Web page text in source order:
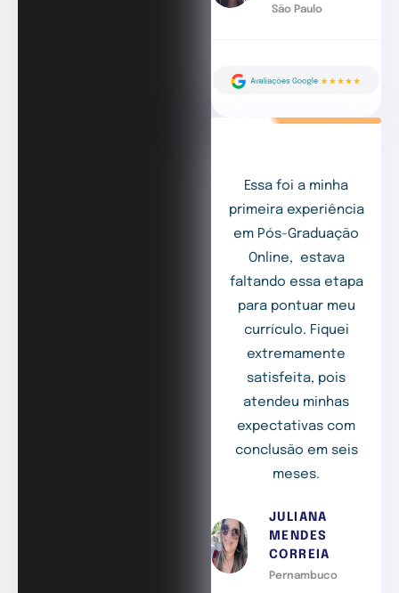
São Paulo
Essa foi a minha
primeira experiência
em Pós-Graduação
Online, estava
faltando essa etapa
para pontuar meu
currículo. Fiquei
extremamente
satisfeita, pois
atendeu minhas
expectativas com
conclusão em seis
meses.
JULIANA
MENDES
CORREIA
Pernambuco